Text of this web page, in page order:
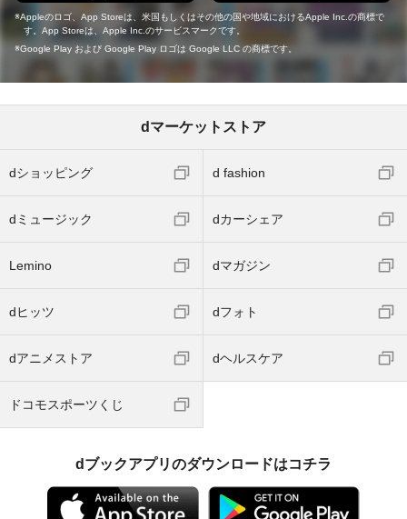
Appleのロゴ、App Storeは、米国もしくはその他の国や地域におけるApple Inc.の商標で
す。App Storeは、Apple Inc.のサービスマークです。
Google Play および Google Play ロゴは Google LLC の商標です。
dマーケットストア
dショッピング d fashion
dミュージック dカーシェア
Lemino dマガジン
dヒッツ dフォト
dアニメストア dヘルスケア
ドコモスポーツくじ
dブックアプリのダウンロードはコチラ